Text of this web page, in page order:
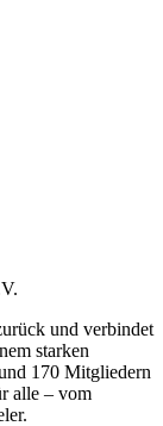
und verbindet
starken
170 Mitgliedern
alle – vom